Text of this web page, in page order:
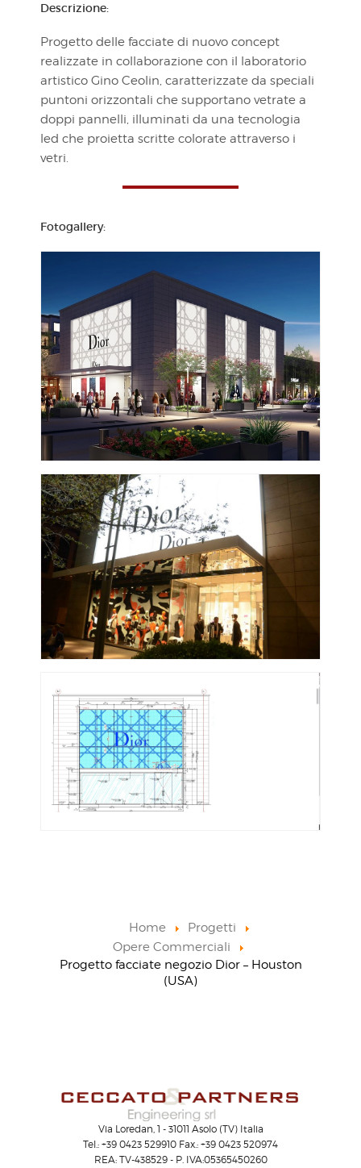
Descrizione:
Progetto delle facciate di nuovo concept
realizzate in collaborazione con il laboratorio
artistico Gino Ceolin, caratterizzate da speciali
puntoni orizzontali che supportano vetrate a
doppi pannelli, illuminati da una tecnologia
led che proietta scritte colorate attraverso i
vetri.
Fotogallery:
Home
Progetti
Opere Commerciali
Progetto facciate negozio Dior – Houston
(USA)
Via Loredan, 1 - 31011 Asolo (TV) Italia
Tel.: +39 0423 529910 Fax.: +39 0423 520974
REA: TV-438529 - P. IVA:05365450260